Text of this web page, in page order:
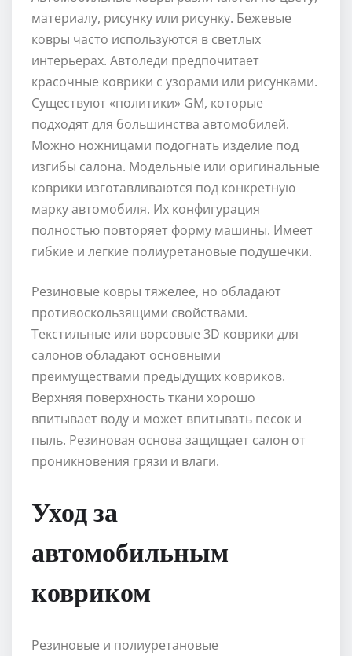
материалу, рисунку или рисунку. Бежевые
ковры часто используются в светлых
интерьерах. Автоледи предпочитает
красочные коврики с узорами или рисунками.
Существуют «политики» GM, которые
подходят для большинства автомобилей.
Можно ножницами подогнать изделие под
изгибы салона. Модельные или оригинальные
коврики изготавливаются под конкретную
марку автомобиля. Их конфигурация
полностью повторяет форму машины. Имеет
гибкие и легкие полиуретановые подушечки.
Резиновые ковры тяжелее, но обладают
противоскользящими свойствами.
Текстильные или ворсовые 3D коврики для
салонов обладают основными
преимуществами предыдущих ковриков.
Верхняя поверхность ткани хорошо
впитывает воду и может впитывать песок и
пыль. Резиновая основа защищает салон от
проникновения грязи и влаги.
Уход за
автомобильным
ковриком
Резиновые и полиуретановые